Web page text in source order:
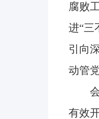
腐败
进“三
引向
动管
会
有效